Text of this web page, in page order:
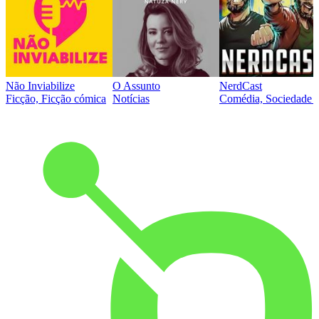
Não Inviabilize
Ficção, Ficção cómica
O Assunto
Notícias
NerdCast
Comédia, Sociedade